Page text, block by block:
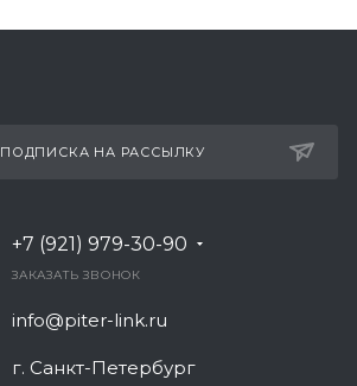
ПОДПИСКА НА РАССЫЛКУ
+7 (921) 979-30-90
ЗАКАЗАТЬ ЗВОНОК
info@piter-link.ru
г. Санкт-Петербург